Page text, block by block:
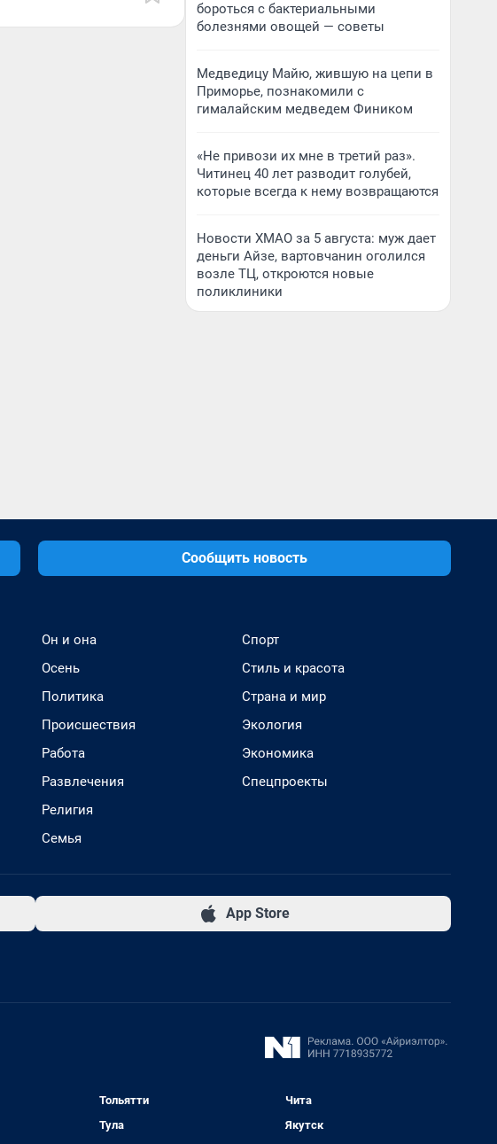
бороться с бактериальными
болезнями овощей — советы
Медведицу Майю, жившую на цепи в
Приморье, познакомили с
гималайским медведем Фиником
«Не привози их мне в третий раз».
Читинец 40 лет разводит голубей,
которые всегда к нему возвращаются
Новости ХМАО за 5 августа: муж дает
деньги Айзе, вартовчанин оголился
возле ТЦ, откроются новые
поликлиники
Сообщить новость
Он и она
Осень
Политика
Происшествия
Работа
Развлечения
Религия
Семья
Спорт
Стиль и красота
Страна и мир
Экология
Экономика
Спецпроекты
App Store
Тольятти
Тула
Чита
Якутск